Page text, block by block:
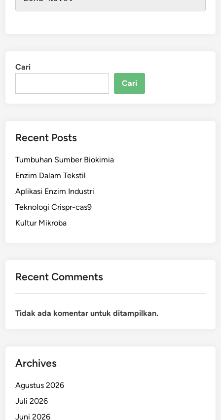
Cari
Cari
Recent Posts
Tumbuhan Sumber Biokimia
Enzim Dalam Tekstil
Aplikasi Enzim Industri
Teknologi Crispr-cas9
Kultur Mikroba
Recent Comments
Tidak ada komentar untuk ditampilkan.
Archives
Agustus 2026
Juli 2026
Juni 2026